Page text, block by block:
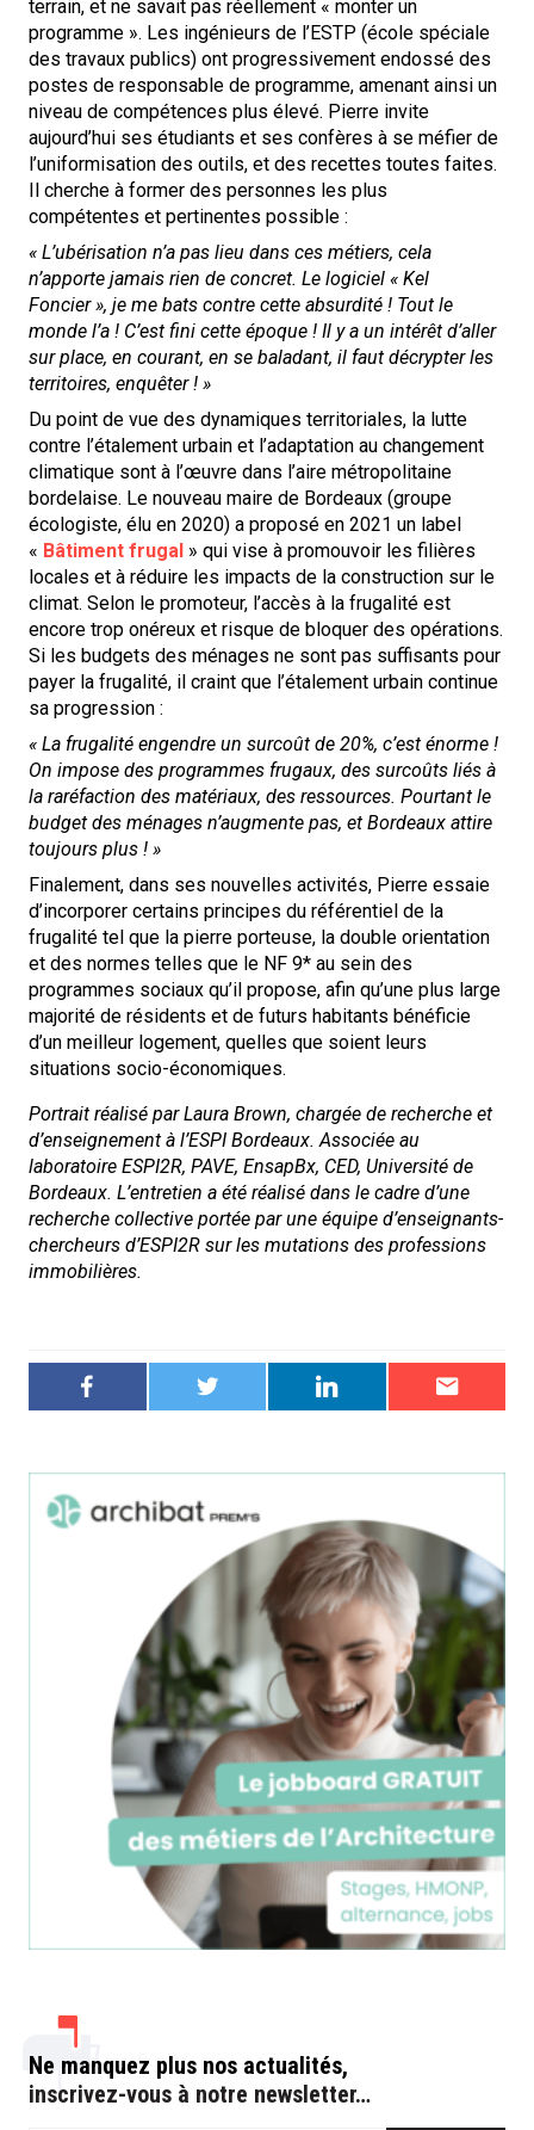
terrain, et ne savait pas réellement « monter un
programme ». Les ingénieurs de l’ESTP (école spéciale
des travaux publics) ont progressivement endossé des
postes de responsable de programme, amenant ainsi un
niveau de compétences plus élevé. Pierre invite
aujourd’hui ses étudiants et ses confères à se méfier de
l’uniformisation des outils, et des recettes toutes faites.
Il cherche à former des personnes les plus
compétentes et pertinentes possible :
« L’ubérisation n’a pas lieu dans ces métiers, cela
n’apporte jamais rien de concret. Le logiciel « Kel
Foncier », je me bats contre cette absurdité ! Tout le
monde l’a ! C’est fini cette époque ! Il y a un intérêt d’aller
sur place, en courant, en se baladant, il faut décrypter les
territoires, enquêter ! »
Du point de vue des dynamiques territoriales, la lutte
contre l’étalement urbain et l’adaptation au changement
climatique sont à l’œuvre dans l’aire métropolitaine
bordelaise. Le nouveau maire de Bordeaux (groupe
écologiste, élu en 2020) a proposé en 2021 un label
« Bâtiment frugal » qui vise à promouvoir les filières
locales et à réduire les impacts de la construction sur le
climat. Selon le promoteur, l’accès à la frugalité est
encore trop onéreux et risque de bloquer des opérations.
Si les budgets des ménages ne sont pas suffisants pour
payer la frugalité, il craint que l’étalement urbain continue
sa progression :
« La frugalité engendre un surcoût de 20%, c’est énorme !
On impose des programmes frugaux, des surcoûts liés à
la raréfaction des matériaux, des ressources. Pourtant le
budget des ménages n’augmente pas, et Bordeaux attire
toujours plus ! »
Finalement, dans ses nouvelles activités, Pierre essaie
d’incorporer certains principes du référentiel de la
frugalité tel que la pierre porteuse, la double orientation
et des normes telles que le NF 9* au sein des
programmes sociaux qu’il propose, afin qu’une plus large
majorité de résidents et de futurs habitants bénéficie
d’un meilleur logement, quelles que soient leurs
situations socio-économiques.
Portrait réalisé par Laura Brown, chargée de recherche et
d’enseignement à l’ESPI Bordeaux. Associée au
laboratoire ESPI2R, PAVE, EnsapBx, CED, Université de
Bordeaux. L’entretien a été réalisé dans le cadre d’une
recherche collective portée par une équipe d’enseignants-
chercheurs d’ESPI2R sur les mutations des professions
immobilières.
Ne manquez plus nos actualités,
inscrivez-vous à notre newsletter…